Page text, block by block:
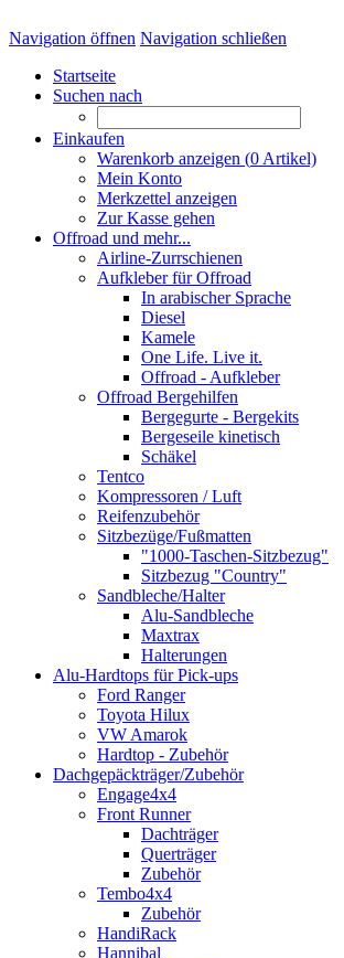
Navigation öffnen Navigation schließen
Startseite
Suchen nach
Einkaufen
Warenkorb anzeigen (0 Artikel)
Mein Konto
Merkzettel anzeigen
Zur Kasse gehen
Offroad und mehr...
Airline-Zurrschienen
Aufkleber für Offroad
In arabischer Sprache
Diesel
Kamele
One Life. Live it.
Offroad - Aufkleber
Offroad Bergehilfen
Bergegurte - Bergekits
Bergeseile kinetisch
Schäkel
Tentco
Kompressoren / Luft
Reifenzubehör
Sitzbezüge/Fußmatten
"1000-Taschen-Sitzbezug"
Sitzbezug "Country"
Sandbleche/Halter
Alu-Sandbleche
Maxtrax
Halterungen
Alu-Hardtops für Pick-ups
Ford Ranger
Toyota Hilux
VW Amarok
Hardtop - Zubehör
Dachgepäckträger/Zubehör
Engage4x4
Front Runner
Dachträger
Querträger
Zubehör
Tembo4x4
Zubehör
HandiRack
Hannibal